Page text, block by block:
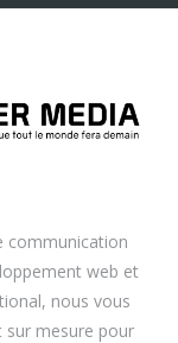
communication
web et
nous vous
sur mesure pour